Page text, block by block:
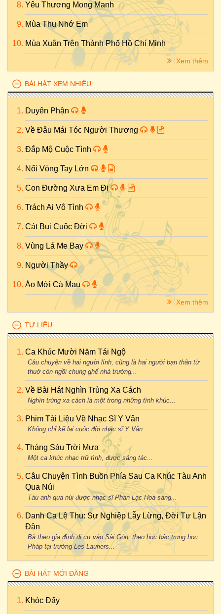
Yêu Thương Mong Manh
Mùa Thu Nhớ Em
Mùa Xuân Trên Thành Phố Hồ Chí Minh
Xem thêm
BÀI HÁT XEM NHIỀU
Duyên Phận
Về Đâu Mái Tóc Người Thương
Đắp Mộ Cuộc Tình
Nối Vòng Tay Lớn
Con Đường Xưa Em Đi
Trách Ai Vô Tình
Cát Bụi Cuộc Đời
Vùng Lá Me Bay
Người Thầy
Áo Mới Cà Mau
Xem thêm
TƯ LIỆU
Ca Khúc Mười Năm Tái Ngộ
Câu chuyện về hai người lính, cũng là hai người bạn thân từ
thuở còn ngồi chung ghế nhà trường...
Về Bài Hát Nghìn Trùng Xa Cách
Nghìn trùng xa cách là một trong những tình khúc...
Phim Tài Liệu Về Nhạc Sĩ Y Vân
Không chỉ kể lại cuộc đời nhạc sĩ Y Vân...
Tháng Sáu Trời Mưa
Một ca khúc nhạc trữ tình, được sáng tác...
Câu Chuyện Tình Buồn Phía Sau Ca Khúc Tàu Anh
Qua Núi
Tàu anh qua núi được nhạc sĩ Phan Lạc Hoa sáng...
Danh Ca Lệ Thu: Sự Nghiệp Lẫy Lừng, Đời Tư Lận
Đận
Bà theo gia đình di cư vào Sài Gòn, theo học bậc trung học
Pháp tại trường Les Lauriers...
BÀI HÁT MỚI ĐĂNG
Khóc Đấy